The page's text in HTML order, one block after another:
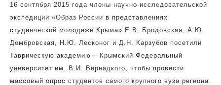
16 сентября 2015 года члены научно-исследовательской
экспедиции «Образ России в представлениях
студенческой молодежи Крыма» Е.В. Бродовская, А.Ю.
Домбровская, Н.Ю. Лесконог и Д.Н. Карзубов посетили
Таврическую академию – Крымский Федеральный
университет им. В.И. Вернадкого, чтобы провести
массовый опрос студентов самого крупного вуза региона.